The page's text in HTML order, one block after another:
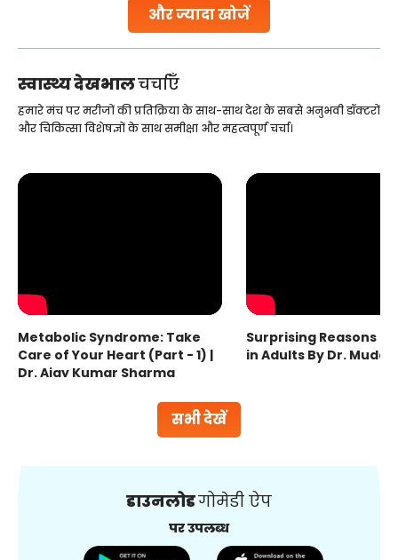
और ज्यादा खोजें
स्वास्थ्य देखभालचर्चाएँ
सभी देखें
हमारे मंच पर मरीजों की प्रतिक्रिया के साथ-साथ देश के सबसे अनुभवी डॉक्टरों
और चिकित्सा विशेषज्ञों के साथ समीक्षा और महत्वपूर्ण चर्चा।
Metabolic Syndrome: Take
Care of Your Heart (Part - 1) |
Dr. Ajay Kumar Sharma
Surprising Reasons
in Adults By Dr.
डाउनलोडगोमेडी ऐप
पर उपलब्ध